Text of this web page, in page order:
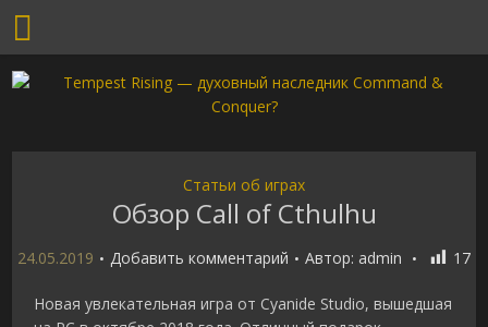
Статьи об играх
Обзор Call of Cthulhu
24.05.2019 Добавить комментарий Автор: admin 17
Новая увлекательная игра от Cyanide Studio, вышедшая